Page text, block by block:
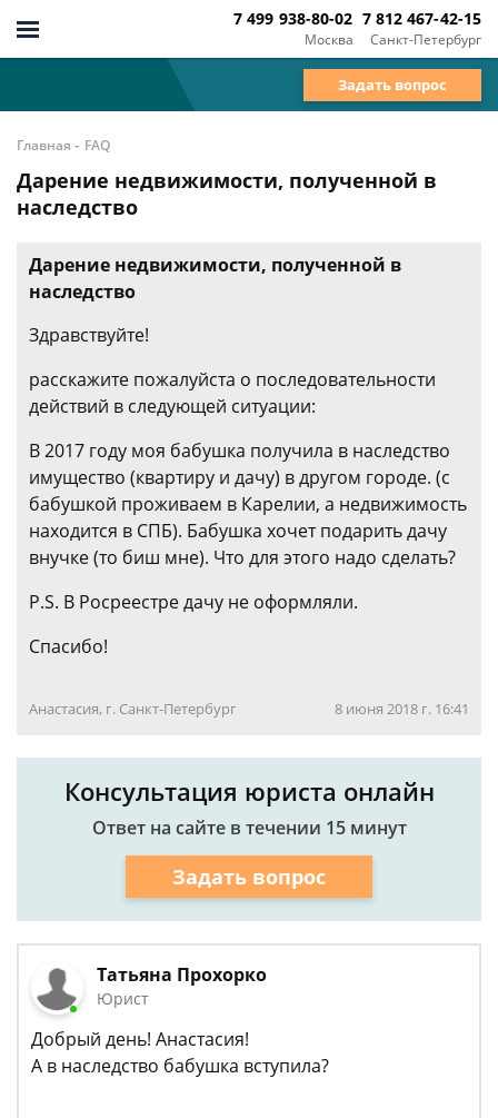
Москва
7 499 938-80-02
Санкт-Петербург
7 812 467-42-15
Задать вопрос
Главная - FAQ
Дарение недвижимости, полученной в
наследство
Дарение недвижимости, полученной в
наследство
Здравствуйте!
расскажите пожалуйста о последовательности
действий в следующей ситуации:
В 2017 году моя бабушка получила в наследство
имущество (квартиру и дачу) в другом городе. (с
бабушкой проживаем в Карелии, а недвижимость
находится в СПБ). Бабушка хочет подарить дачу
внучке (то биш мне). Что для этого надо сделать?
P.S. В Росреестре дачу не оформляли.
Спасибо!
Анастасия, г. Санкт-Петербург 8 июня 2018 г. 16:41
Консультация юриста онлайн
Ответ на сайте в течении 15 минут
Задать вопрос
Татьяна Прохорко
Юрист
Добрый день! Анастасия!
А в наследство бабушка вступила?